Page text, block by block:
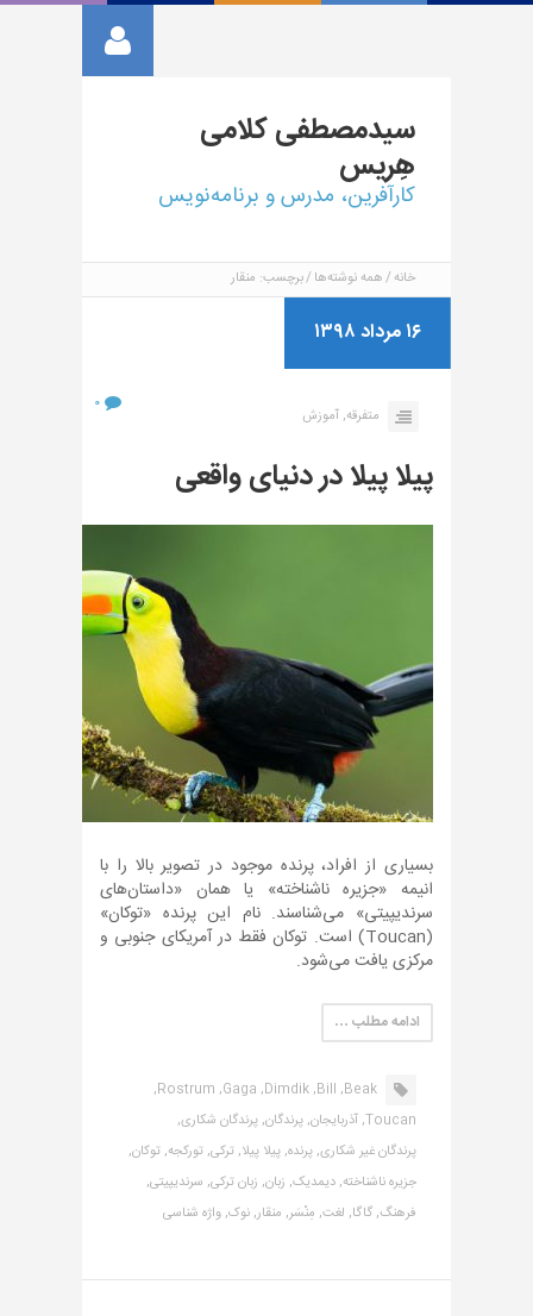
سیدمصطفیکلامی
هِریس
کارآفرین، مدرس و برنامه‌نویس
خانه همه نوشته‌ها برچسب: منقار
۱۶ مرداد ۱۳۹۸
متفرقه,آموزش
۰
پیلا پیلا در دنیای واقعی
بسیاری از افراد، پرنده موجود در تصویر بالا را با
انیمه «جزیره ناشناخته» یا همان «داستان‌های
سرندیپیتی» می‌شناسند. نام این پرنده «توکان»
(Toucan) است. توکان فقط در آمریکای جنوبی و
مرکزی یافت می‌شود.
ادامه مطلب …
Beak,
Bill,
Dimdik,
Gaga,
Rostrum,
Toucan, آذربایجان,پرندگان,پرندگان شکاری,
پرندگان غیر شکاری,پرنده,پیلا پیلا,ترکی,تورکجه,توکان,
جزیره ناشناخته,دیمدیک, زبان, زبان ترکی, سرندیپیتی,
فرهنگ,گاگا, لغت, مِنْسَر, منقار,نوک,واژه شناسی